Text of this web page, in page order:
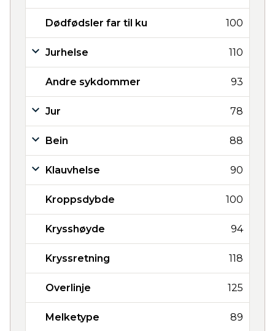
Dødfødsler far til ku 100
Jurhelse 110
Andre sykdommer 93
Jur 78
Bein 88
Klauvhelse 90
Kroppsdybde 100
Krysshøyde 94
Kryssretning 118
Overlinje 125
Melketype 89